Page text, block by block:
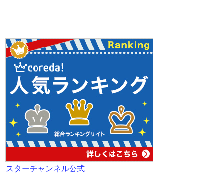
スターチャンネル公式